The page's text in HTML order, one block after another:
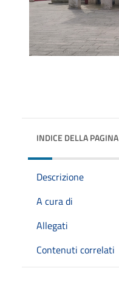
INDICE DELLA PAGINA
Descrizione
A cura di
Allegati
Contenuti correlati